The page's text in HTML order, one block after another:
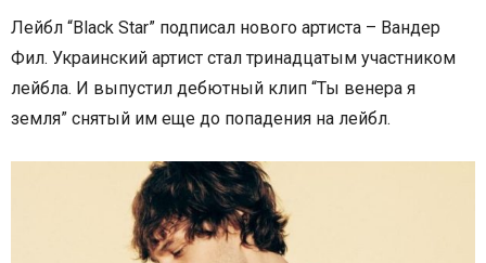
Лейбл “Black Star” подписал нового артиста – Вандер
Фил. Украинский артист стал тринадцатым участником
лейбла. И выпустил дебютный клип “Ты венера я
земля” снятый им еще до попадения на лейбл.